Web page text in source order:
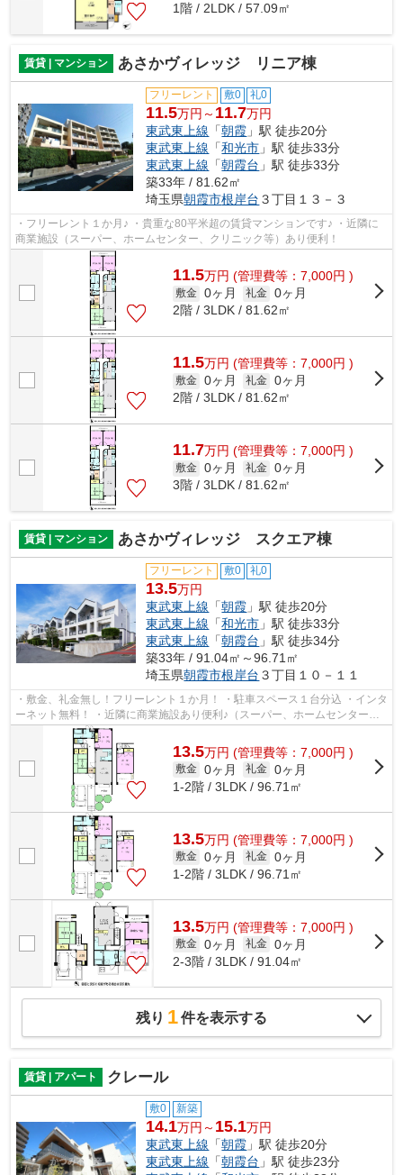
1階 / 2LDK / 57.09㎡
賃貸 | マンション あさかヴィレッジ リニア棟
フリーレント 敷0 礼0
11.5万円～ 11.7万円
東武東上線 「朝霞 」駅 徒歩20分
東武東上線 「和光市 」駅 徒歩33分
東武東上線 「朝霞台 」駅 徒歩33分
築33年 / 81.62㎡
埼玉県朝霞市根岸台 ３丁目１３－３
・フリーレント１か月♪ ・貴重な80平米超の賃貸マンションです♪ ・近隣に
商業施設（スーパー、ホームセンター、クリニック等）あり便利！
11.5万円 (管理費等：7,000円 )
敷金 0ヶ月 礼金 0ヶ月
2階 / 3LDK / 81.62㎡
11.5万円 (管理費等：7,000円 )
敷金 0ヶ月 礼金 0ヶ月
2階 / 3LDK / 81.62㎡
11.7万円 (管理費等：7,000円 )
敷金 0ヶ月 礼金 0ヶ月
3階 / 3LDK / 81.62㎡
賃貸 | マンション あさかヴィレッジ スクエア棟
フリーレント 敷0 礼0
13.5万円
東武東上線 「朝霞 」駅 徒歩20分
東武東上線 「和光市 」駅 徒歩33分
東武東上線 「朝霞台 」駅 徒歩34分
築33年 / 91.04㎡～96.71㎡
埼玉県朝霞市根岸台 ３丁目１０－１１
・敷金、礼金無し！フリーレント１か月！ ・駐車スペース１台分込 ・インタ
ーネット無料！ ・近隣に商業施設あり便利♪（スーパー、ホームセンター、
クリニック等）
13.5万円 (管理費等：7,000円 )
敷金 0ヶ月 礼金 0ヶ月
1-2階 / 3LDK / 96.71㎡
13.5万円 (管理費等：7,000円 )
敷金 0ヶ月 礼金 0ヶ月
1-2階 / 3LDK / 96.71㎡
13.5万円 (管理費等：7,000円 )
敷金 0ヶ月 礼金 0ヶ月
2-3階 / 3LDK / 91.04㎡
残り 1件を表示する
賃貸 | アパート クレール
敷0 新築
14.1万円～ 15.1万円
東武東上線 「朝霞 」駅 徒歩20分
東武東上線 「朝霞台 」駅 徒歩23分